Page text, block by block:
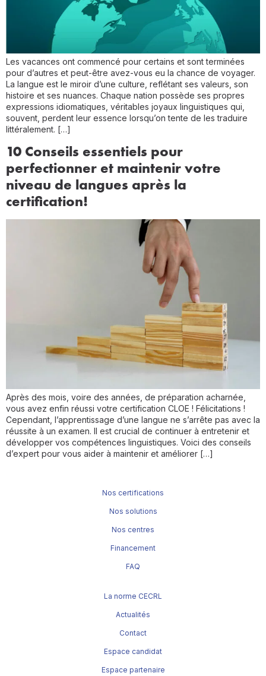
Les vacances ont commencé pour certains et sont terminées
pour d’autres et peut-être avez-vous eu la chance de voyager.
La langue est le miroir d’une culture, reflétant ses valeurs, son
histoire et ses nuances. Chaque nation possède ses propres
expressions idiomatiques, véritables joyaux linguistiques qui,
souvent, perdent leur essence lorsqu’on tente de les traduire
littéralement. […]
10 Conseils essentiels pour
perfectionner et maintenir votre
niveau de langues après la
certification!
Après des mois, voire des années, de préparation acharnée,
vous avez enfin réussi votre certification CLOE ! Félicitations !
Cependant, l’apprentissage d’une langue ne s’arrête pas avec la
réussite à un examen. Il est crucial de continuer à entretenir et
développer vos compétences linguistiques. Voici des conseils
d’expert pour vous aider à maintenir et améliorer […]
Nos certifications
Nos solutions
Nos centres
Financement
FAQ
La norme CECRL
Actualités
Contact
Espace candidat
Espace partenaire